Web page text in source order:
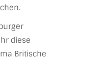
diese
Britische